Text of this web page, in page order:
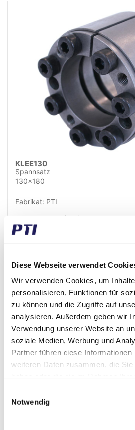
Diese Webseite verwendet
Wir verwenden Cookies, um
personalisieren, Funktionen für
zu können und die Zugriffe auf
analysieren. Außerdem geben wir
Verwendung unserer Website an
soziale Medien, Werbung und
Partner führen diese
weiteren Daten zusammen, die Sie
Notwendig
KLEE130
Spannsatz
130x180
Fabrikat: PTI
Normaler Verkaufspreis EUR 662,75
EUR 198,83
47 auf Lager
Geschäftskunde? Denken Sie daran,